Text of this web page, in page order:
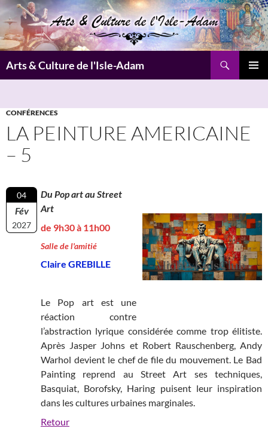
Aller
au
contenu
Arts & Culture de l'Isle-Adam
CONFÉRENCES
LA PEINTURE AMERICAINE
– 5
04
Fév
2027
Du Pop art au Street
Art
de 9h30 à 11h00
Salle de l'amitié
Claire GREBILLE
Le Pop art est une
réaction contre
l’abstraction lyrique considérée comme trop élitiste.
Après Jasper Johns et Robert Rauschenberg, Andy
Warhol devient le chef de file du mouvement. Le Bad
Painting reprend au Street Art ses techniques,
Basquiat, Borofsky, Haring puisent leur inspiration
dans les cultures urbaines marginales.
Retour